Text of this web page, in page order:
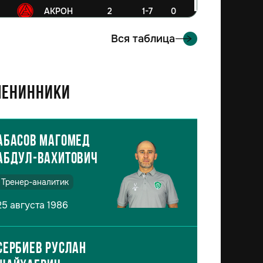
АКРОН 2 1-7 0
Вся таблица
Магомед
Вахитович
Тренер-аналитик
августа 1986
Руслан